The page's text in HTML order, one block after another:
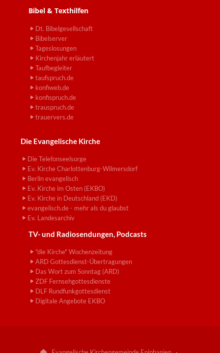
Bibel & Texthilfen
Dt. Bibelgesellschaft
Bibelserver
Tageslosungen
Kirchenjahr erläutert
Taufbegleiter
taufspruch.de
konfiweb.de
konfispruch.de
trauspruch.de
trauervers.de
Die Evangelische Kirche
Die Telefonseelsorge
Ev. Kirche Charlottenburg-Wilmersdorf
Berlin evangelisch
Ev. Kirche im Osten (EKBO)
Ev. Kirche in Deutschland (EKD)
evangelisch.de - mehr als du glaubst
Ev. Landesarchiv
TV- und Radiosendungen, Podcasts
"die Kirche" Wochenzeitung
ARD Gottesdienst-Übertragungen
Das Wort zum Sonntag (ARD)
ZDF Fernsehgottesdienste
DLF Rundfunkgottesdienst
Digitale Angebote EKBO